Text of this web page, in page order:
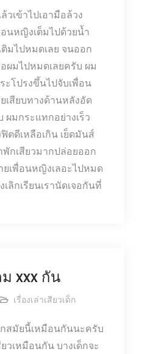
วเข้าไปเอามือล้วง
อนหญิงเต็มไปด้วยน้ำ
ติมไปหมดเลย จนออก
ผมไปหมดเลยครับ ผม
ะโปรงขึ้นไปจับเพื่อน
เสียบทางด้านหลังอัด
ผมกระแทกอย่างเร็ว
ตดีเหลือเกิน เย็ดมันส์
กเสียวมากปล่อยออก
เพื่อนหญิงเลอะไปหมด
ลิกเรียนเรานัดเจอกันที่
xxx กัน
เรื่องเล่าเสียวเด็ก
สมัยนี้เหมือนกันนะครับ
วเหมือนกัน บางเด็กจะ